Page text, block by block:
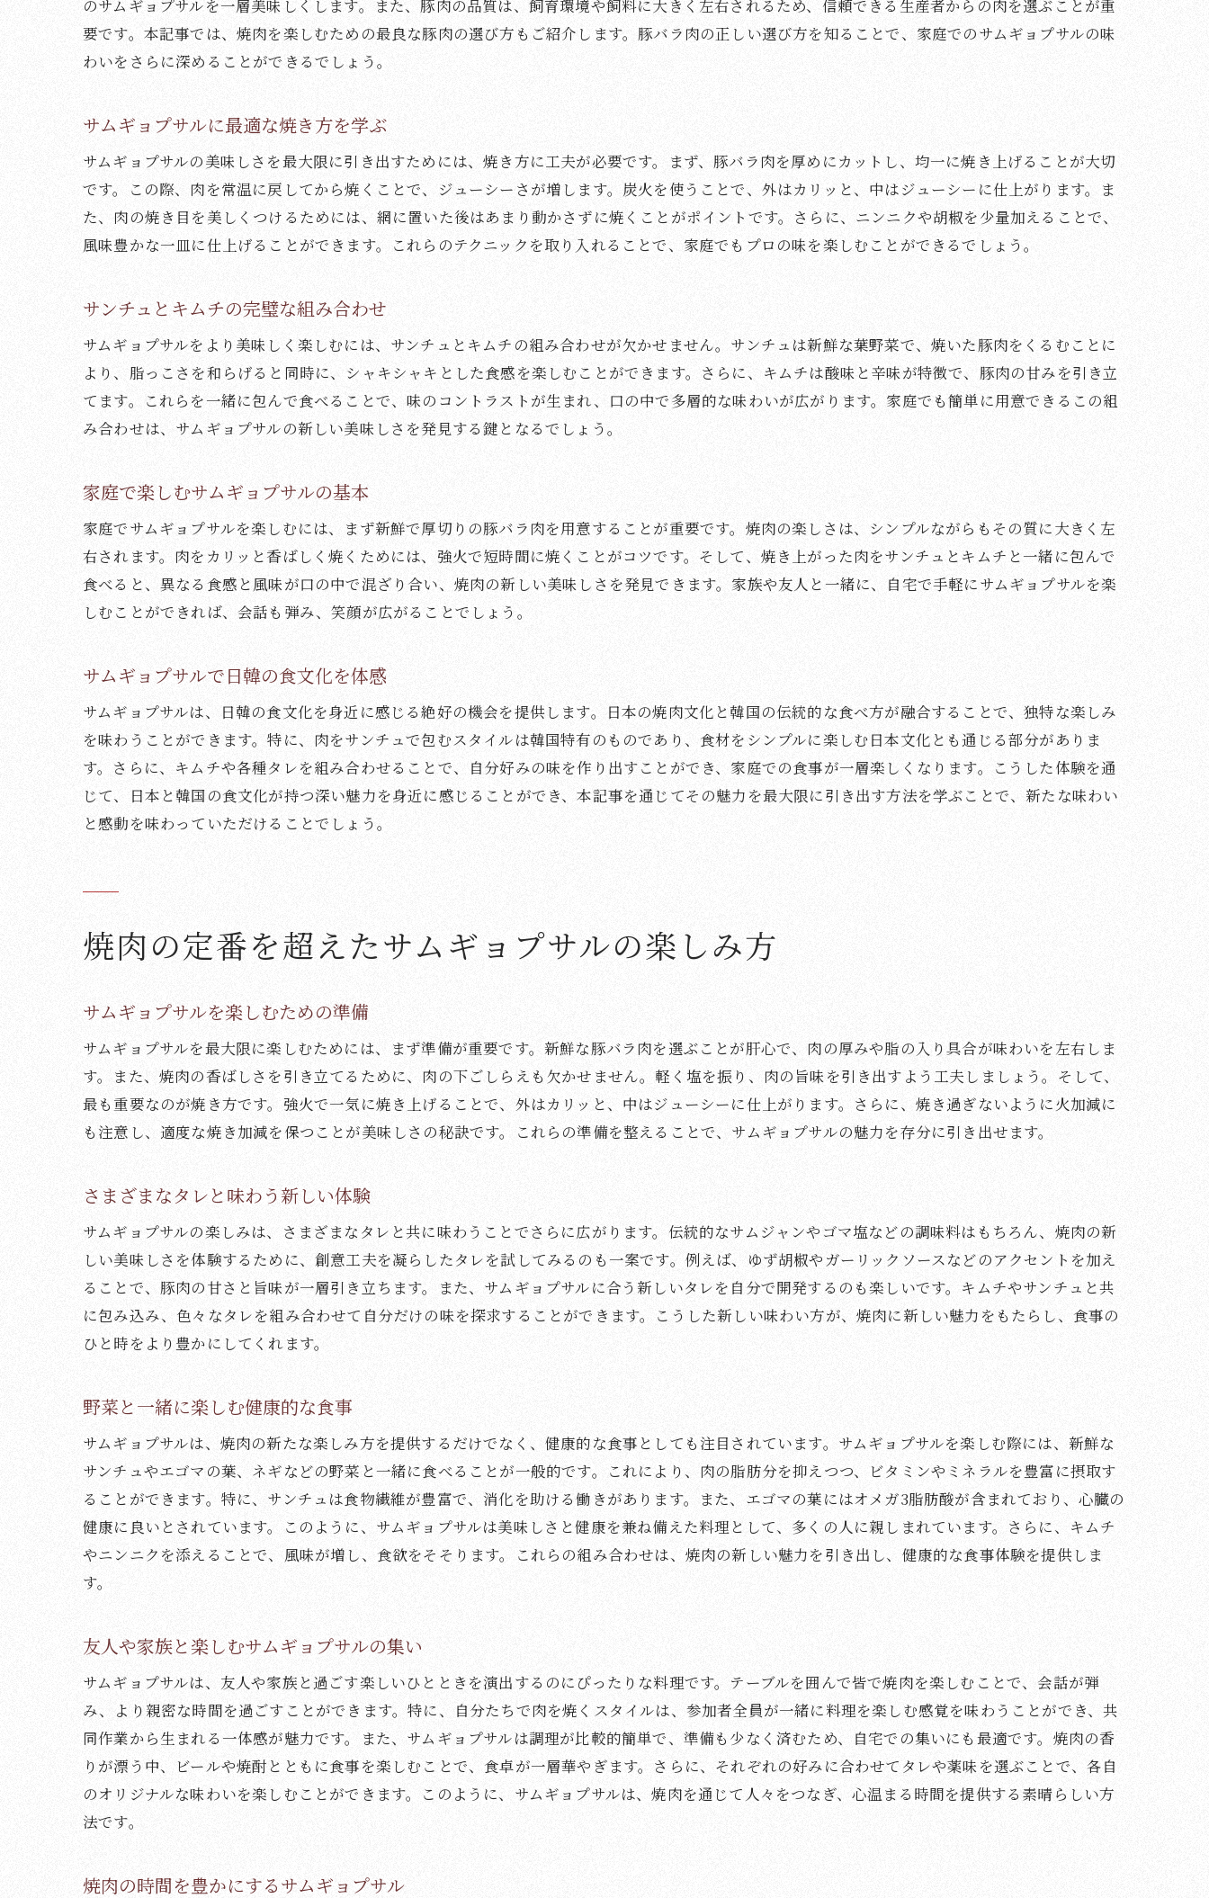
プロが教える絶品の焼き技術
サムギョプサルと相性抜群の韓国料理
日本の焼肉との違いを楽しむ
特別な飲み物とのペアリング
サムギョプサルを囲む楽しい会話
焼肉パーティーの主役にする方法
サムギョプサルのアレンジレシピ
家庭で手軽に楽しむ方法
食卓を彩る美しい盛り付け
新しい調理家電でサムギョプサルを楽しむ
サムギョプサルをテーマにしたイベント企画
サムギョプサルのインスタ映えポイント
サムギョプサルと地域食材の融合
焼肉の美味しさをサムギョプサルで再発見
サムギョプサルの奥深い味わい分析
焼肉の食文化を再認識する機会
サムギョプサルを極める焼肉の新しい挑戦
サムギョプサルとワインの意外な相性
肉好きにはたまらないサムギョプサルの楽しみ方
サムギョプサルを通じて学ぶ食の技術
のサムギョプサルを一層美味しくします。また、豚肉の品質は、飼育環境や飼料に大きく左右されるため、信頼できる生産者からの肉を選ぶことが重
要です。本記事では、焼肉を楽しむための最良な豚肉の選び方もご紹介します。豚バラ肉の正しい選び方を知ることで、家庭でのサムギョプサルの味
わいをさらに深めることができるでしょう。
サムギョプサルに最適な焼き方を学ぶ
サムギョプサルの美味しさを最大限に引き出すためには、焼き方に工夫が必要です。まず、豚バラ肉を厚めにカットし、均一に焼き上げることが大切
です。この際、肉を常温に戻してから焼くことで、ジューシーさが増します。炭火を使うことで、外はカリッと、中はジューシーに仕上がります。ま
た、肉の焼き目を美しくつけるためには、網に置いた後はあまり動かさずに焼くことがポイントです。さらに、ニンニクや胡椒を少量加えることで、
風味豊かな一皿に仕上げることができます。これらのテクニックを取り入れることで、家庭でもプロの味を楽しむことができるでしょう。
サンチュとキムチの完璧な組み合わせ
サムギョプサルをより美味しく楽しむには、サンチュとキムチの組み合わせが欠かせません。サンチュは新鮮な葉野菜で、焼いた豚肉をくるむことに
より、脂っこさを和らげると同時に、シャキシャキとした食感を楽しむことができます。さらに、キムチは酸味と辛味が特徴で、豚肉の甘みを引き立
てます。これらを一緒に包んで食べることで、味のコントラストが生まれ、口の中で多層的な味わいが広がります。家庭でも簡単に用意できるこの組
み合わせは、サムギョプサルの新しい美味しさを発見する鍵となるでしょう。
家庭で楽しむサムギョプサルの基本
家庭でサムギョプサルを楽しむには、まず新鮮で厚切りの豚バラ肉を用意することが重要です。焼肉の楽しさは、シンプルながらもその質に大きく左
右されます。肉をカリッと香ばしく焼くためには、強火で短時間に焼くことがコツです。そして、焼き上がった肉をサンチュとキムチと一緒に包んで
食べると、異なる食感と風味が口の中で混ざり合い、焼肉の新しい美味しさを発見できます。家族や友人と一緒に、自宅で手軽にサムギョプサルを楽
しむことができれば、会話も弾み、笑顔が広がることでしょう。
サムギョプサルで日韓の食文化を体感
サムギョプサルは、日韓の食文化を身近に感じる絶好の機会を提供します。日本の焼肉文化と韓国の伝統的な食べ方が融合することで、独特な楽しみ
を味わうことができます。特に、肉をサンチュで包むスタイルは韓国特有のものであり、食材をシンプルに楽しむ日本文化とも通じる部分がありま
す。さらに、キムチや各種タレを組み合わせることで、自分好みの味を作り出すことができ、家庭での食事が一層楽しくなります。こうした体験を通
じて、日本と韓国の食文化が持つ深い魅力を身近に感じることができ、本記事を通じてその魅力を最大限に引き出す方法を学ぶことで、新たな味わい
と感動を味わっていただけることでしょう。
焼肉の定番を超えたサムギョプサルの楽しみ方
サムギョプサルを楽しむための準備
サムギョプサルを最大限に楽しむためには、まず準備が重要です。新鮮な豚バラ肉を選ぶことが肝心で、肉の厚みや脂の入り具合が味わいを左右しま
す。また、焼肉の香ばしさを引き立てるために、肉の下ごしらえも欠かせません。軽く塩を振り、肉の旨味を引き出すよう工夫しましょう。そして、
最も重要なのが焼き方です。強火で一気に焼き上げることで、外はカリッと、中はジューシーに仕上がります。さらに、焼き過ぎないように火加減に
も注意し、適度な焼き加減を保つことが美味しさの秘訣です。これらの準備を整えることで、サムギョプサルの魅力を存分に引き出せます。
さまざまなタレと味わう新しい体験
サムギョプサルの楽しみは、さまざまなタレと共に味わうことでさらに広がります。伝統的なサムジャンやゴマ塩などの調味料はもちろん、焼肉の新
しい美味しさを体験するために、創意工夫を凝らしたタレを試してみるのも一案です。例えば、ゆず胡椒やガーリックソースなどのアクセントを加え
ることで、豚肉の甘さと旨味が一層引き立ちます。また、サムギョプサルに合う新しいタレを自分で開発するのも楽しいです。キムチやサンチュと共
に包み込み、色々なタレを組み合わせて自分だけの味を探求することができます。こうした新しい味わい方が、焼肉に新しい魅力をもたらし、食事の
ひと時をより豊かにしてくれます。
野菜と一緒に楽しむ健康的な食事
サムギョプサルは、焼肉の新たな楽しみ方を提供するだけでなく、健康的な食事としても注目されています。サムギョプサルを楽しむ際には、新鮮な
サンチュやエゴマの葉、ネギなどの野菜と一緒に食べることが一般的です。これにより、肉の脂肪分を抑えつつ、ビタミンやミネラルを豊富に摂取す
ることができます。特に、サンチュは食物繊維が豊富で、消化を助ける働きがあります。また、エゴマの葉にはオメガ3脂肪酸が含まれており、心臓の
健康に良いとされています。このように、サムギョプサルは美味しさと健康を兼ね備えた料理として、多くの人に親しまれています。さらに、キムチ
やニンニクを添えることで、風味が増し、食欲をそそります。これらの組み合わせは、焼肉の新しい魅力を引き出し、健康的な食事体験を提供しま
す。
友人や家族と楽しむサムギョプサルの集い
サムギョプサルは、友人や家族と過ごす楽しいひとときを演出するのにぴったりな料理です。テーブルを囲んで皆で焼肉を楽しむことで、会話が弾
み、より親密な時間を過ごすことができます。特に、自分たちで肉を焼くスタイルは、参加者全員が一緒に料理を楽しむ感覚を味わうことができ、共
同作業から生まれる一体感が魅力です。また、サムギョプサルは調理が比較的簡単で、準備も少なく済むため、自宅での集いにも最適です。焼肉の香
りが漂う中、ビールや焼酎とともに食事を楽しむことで、食卓が一層華やぎます。さらに、それぞれの好みに合わせてタレや薬味を選ぶことで、各自
のオリジナルな味わいを楽しむことができます。このように、サムギョプサルは、焼肉を通じて人々をつなぎ、心温まる時間を提供する素晴らしい方
法です。
焼肉の時間を豊かにするサムギョプサル